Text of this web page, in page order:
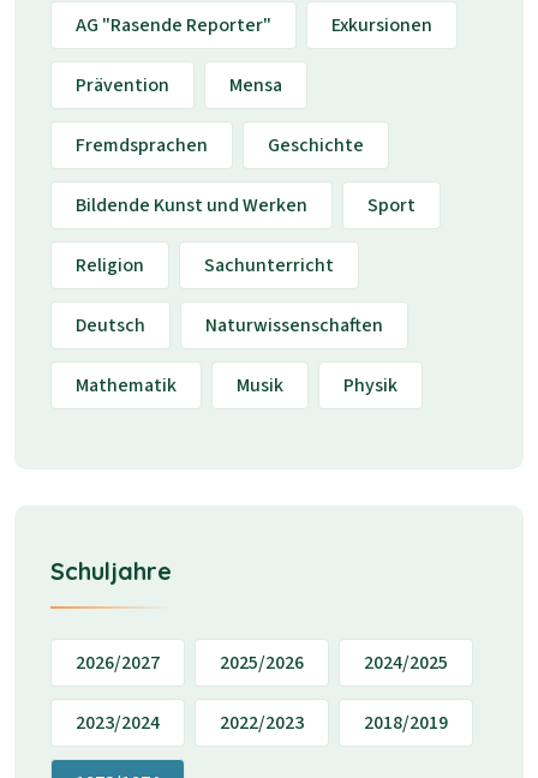
AG "Rasende Reporter" Exkursionen
Prävention Mensa
Fremdsprachen Geschichte
Bildende Kunst und Werken Sport
Religion Sachunterricht
Deutsch Naturwissenschaften
Mathematik Musik Physik
Schuljahre
2026/2027 2025/2026 2024/2025
2023/2024 2022/2023 2018/2019